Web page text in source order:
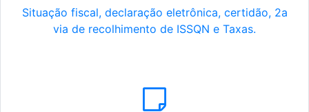
Situação fiscal, declaração eletrônica, certidão, 2a
via de recolhimento de ISSQN e Taxas.